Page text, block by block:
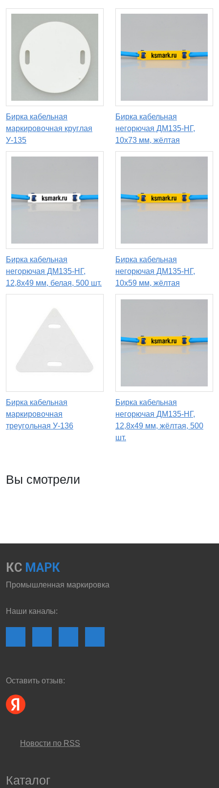
Бирка кабельная
маркировочная круглая
У-135
Бирка кабельная
негорючая ДМ135-НГ,
10х73 мм, жёлтая
Бирка кабельная
негорючая ДМ135-НГ,
12,8х49 мм, белая, 500 шт.
Бирка кабельная
негорючая ДМ135-НГ,
10х59 мм, жёлтая
Бирка кабельная
маркировочная
треугольная У-136
Бирка кабельная
негорючая ДМ135-НГ,
12,8х49 мм, жёлтая, 500
шт.
Вы смотрели
КС МАРК
Промышленная маркировка
Наши каналы:
Оставить отзыв:
Новости по RSS
Каталог